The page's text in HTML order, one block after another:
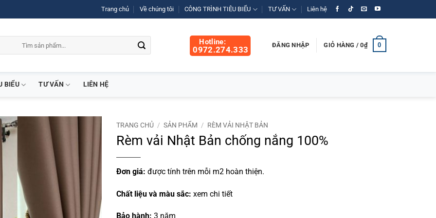
Trang chủ Về chúng tôi CÔNG TRÌNH TIÊU BIỂU TƯ VẤN Liên hệ
Hotline:
0972.274.333 ĐĂNG NHẬP GIỎ HÀNG /0₫ 0
BIỂU TƯ VẤN LIÊN HỆ
TRANG CHỦ / SẢN PHẨM / RÈM VẢI NHẬT BẢN
Rèm vải Nhật Bản chống nắng 100%
Đơn giá: được tính trên mỗi m2 hoàn thiện.
Chất liệu và màu sắc: xem chi tiết
Bảo hành: 3 năm